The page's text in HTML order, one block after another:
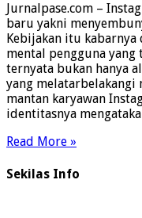
Jurnalpase.com –
baru yakni
Kebijakan itu
mental pengguna
ternyata bukan hanya
yang melatarbelakangi
mantan karyawan
identitasnya
Read More »
Sekilas Info